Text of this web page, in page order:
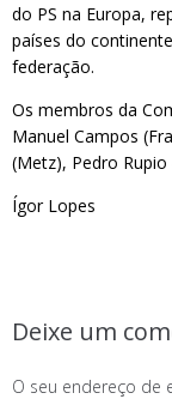
do PS na Europa,
países do
federação.
Os membros da
Manuel Campos
(Metz), Pedro
Ígor Lopes
Deixe um
O seu endereço de